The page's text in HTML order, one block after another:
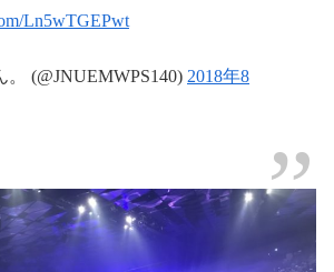
Ln5wTGEPwt
(@JNUEMWPS140) 2018年8